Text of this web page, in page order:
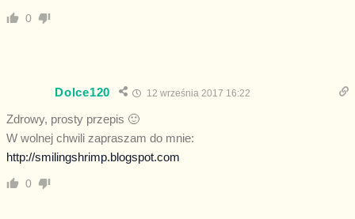
0
Dolce120 12 września 2017 16:22
Zdrowy, prosty przepis 🙂
W wolnej chwili zapraszam do mnie:
http://smilingshrimp.blogspot.com
0